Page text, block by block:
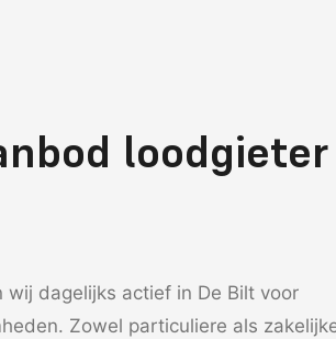
loodgieter
dagelijks actief in De Bilt voor
Zowel particuliere als